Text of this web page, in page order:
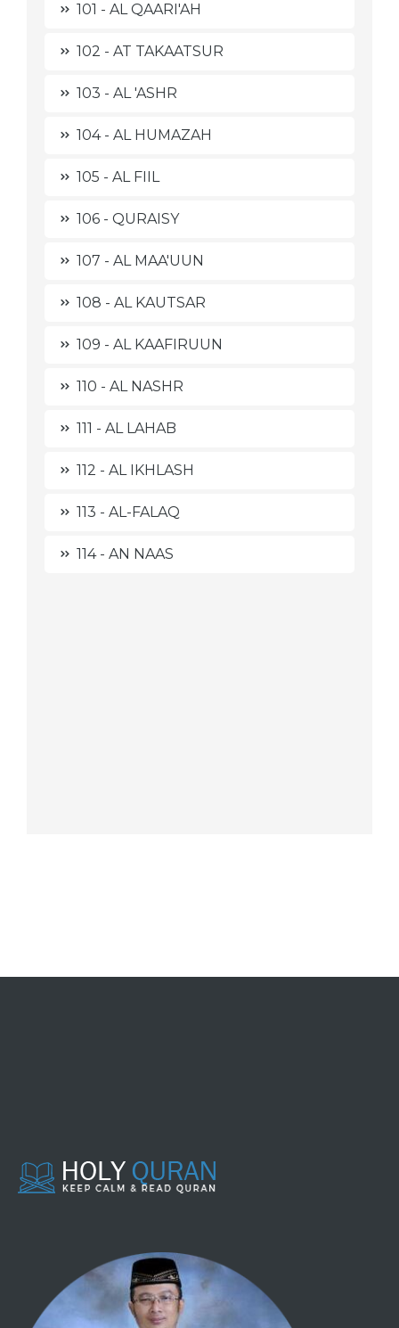
101 - AL QAARI'AH
102 - AT TAKAATSUR
103 - AL 'ASHR
104 - AL HUMAZAH
105 - AL FIIL
106 - QURAISY
107 - AL MAA'UUN
108 - AL KAUTSAR
109 - AL KAAFIRUUN
110 - AL NASHR
111 - AL LAHAB
112 - AL IKHLASH
113 - AL-FALAQ
114 - AN NAAS